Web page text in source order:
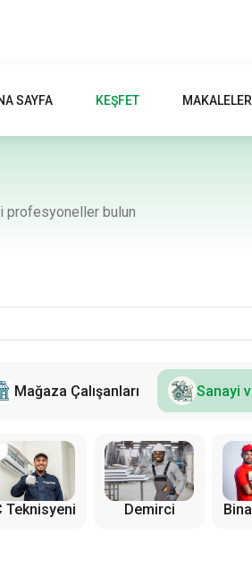
SAYFA KEŞFET MAKALELER
profesyoneller bulun
Mağaza Çalışanları Sanayi
Teknisyeni Demirci